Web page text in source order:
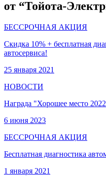
от “Тойота-
БЕССРОЧНАЯ АКЦИЯ
Скидка 10% + бесплатная
автосервиса!
25 января 2021
НОВОСТИ
Награда "Хорошее место
6 июня 2023
БЕССРОЧНАЯ АКЦИЯ
Бесплатная диагностика
1 января 2021